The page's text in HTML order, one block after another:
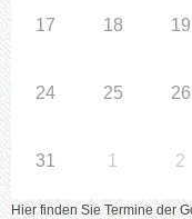
17 18 19
24 25 26
31 1 2
Hier finden Sie Termine der